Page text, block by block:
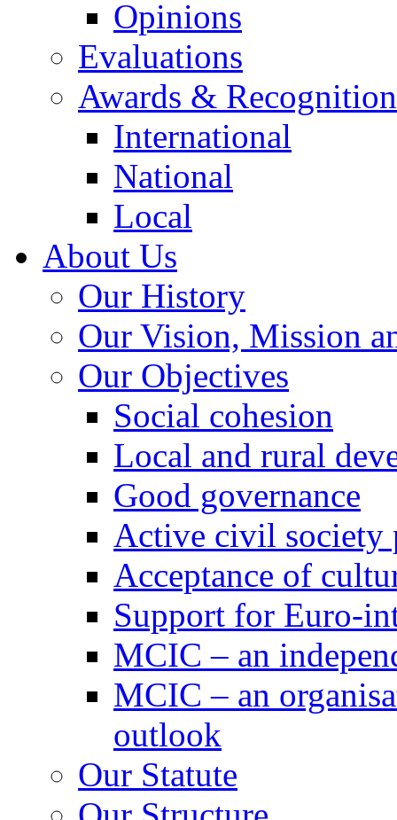
Opinions
Evaluations
Awards &
International
National
Local
About Us
Our History
Our Vision, Mission
Our Objectives
Social cohesion
Local and rural
Good governance
Active civil society
Acceptance of
Support for Euro-
MCIC – an
MCIC – an
outlook
Our Statute